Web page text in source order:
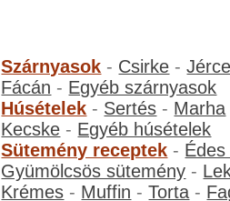
Szárnyasok - Csirke -
Fácán - Egyéb szárnyasok
Húsételek - Sertés - Marha
Kecske - Egyéb húsételek
Sütemény receptek -
Gyümölcsös sütemény -
Krémes - Muffin -Torta -